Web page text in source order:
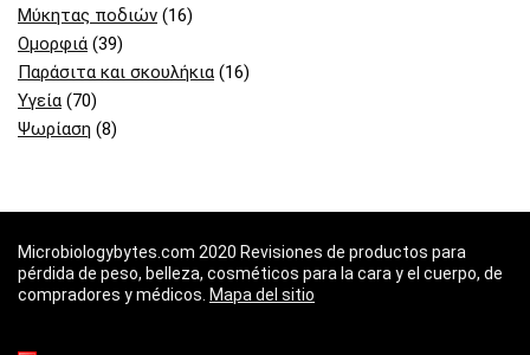
Μύκητας ποδιών (16)
Ομορφιά (39)
Παράσιτα και σκουλήκια (16)
Υγεία (70)
Ψωρίαση (8)
Microbiologybytes.com 2020 Revisiones de productos para
pérdida de peso, belleza, cosméticos para la cara y el cuerpo, de
compradores y médicos. Mapa del sitio